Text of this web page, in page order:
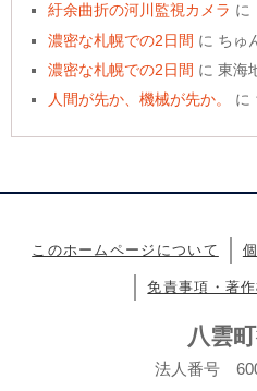
紆余曲折の河川監視カメラ に
濃密な札幌での2日間 に ちゅ
濃密な札幌での2日間 に東海
人間が先か、機械が先か。
に
このホームページについて
免責事項・著
八雲
法人番号